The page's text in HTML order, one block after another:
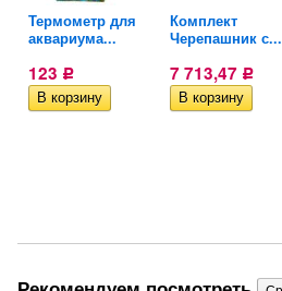
Термометр для
аквариума...
123 Р
Комплект
Черепашник с...
7 713,47 Р